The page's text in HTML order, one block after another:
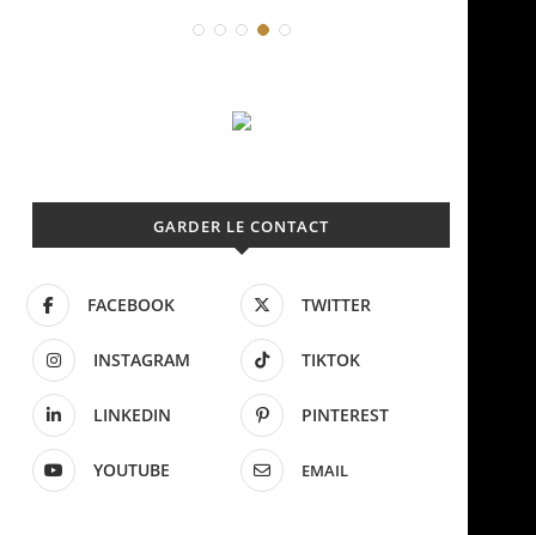
GARDER LE CONTACT
FACEBOOK TWITTER
INSTAGRAM TIKTOK
LINKEDIN PINTEREST
YOUTUBE EMAIL